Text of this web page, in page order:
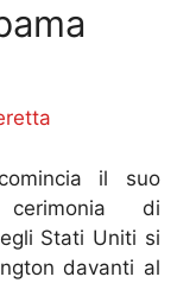
il suo
di
Stati Uniti si
davanti al